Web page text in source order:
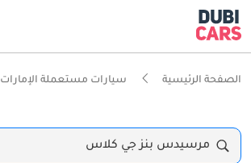
الصفحة الرئيسية سيارات مستعملة الإمارات
مرسيدس بنز جي كلاس